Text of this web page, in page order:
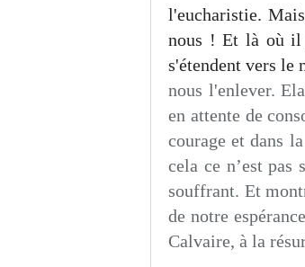
l'eucharistie.
nous ! Et là où il
s'étendent vers le
nous l'enlever.
en attente de
courage et dans
cela ce n’est pas
souffrant. Et
de notre
Calvaire, à la